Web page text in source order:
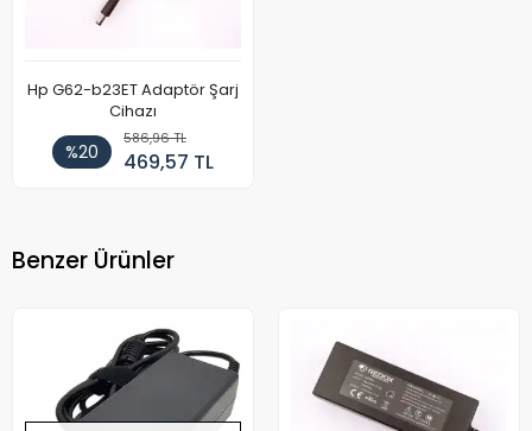
Hp G62-b23ET Adaptör Şarj
Cihazı
%20
586,96 TL
469,57 TL
Benzer Ürünler